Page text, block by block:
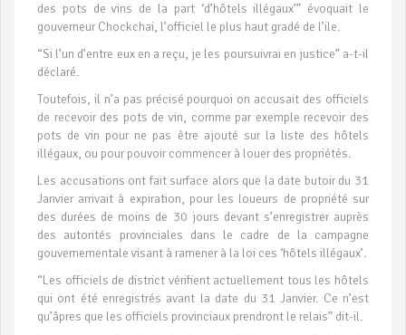
des pots de vins de la part ‘d’hôtels illégaux’” évoquait le
gouverneur Chockchai, l’officiel le plus haut gradé de l’ile.
“Si l’un d’entre eux en a reçu, je les poursuivrai en justice” a-t-il
déclaré.
Toutefois, il n’a pas précisé pourquoi on accusait des officiels
de recevoir des pots de vin, comme par exemple recevoir des
pots de vin pour ne pas être ajouté sur la liste des hôtels
illégaux, ou pour pouvoir commencer à louer des propriétés.
Les accusations ont fait surface alors que la date butoir du 31
Janvier arrivait à expiration, pour les loueurs de propriété sur
des durées de moins de 30 jours devant s’enregistrer auprès
des autorités provinciales dans le cadre de la campagne
gouvernementale visant à ramener à la loi ces ‘hôtels illégaux’.
“Les officiels de district vérifient actuellement tous les hôtels
qui ont été enregistrés avant la date du 31 Janvier. Ce n’est
qu’âpres que les officiels provinciaux prendront le relais” dit-il.